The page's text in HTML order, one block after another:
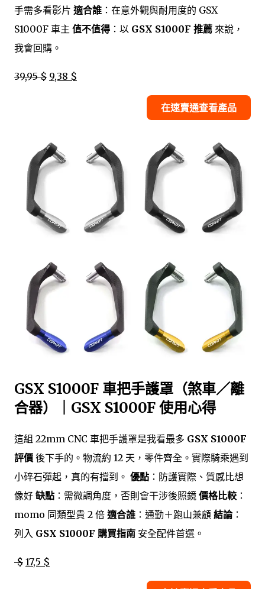
手需多看影片 適合誰 ：在意外觀與耐用度的 GSX
S1000F 車主 值不值得 ：以 GSX S1000F 推薦 來說，
我會回購。
39,95 $ 9,38 $
在速賣通查看產品
GSX S1000F 車把手護罩（煞車／離
合器）｜GSX S1000F 使用心得
這組 22mm CNC 車把手護罩是我看最多 GSX S1000F
評價 後下手的。物流約 12 天，零件齊全。實際騎乘遇到
小碎石彈起，真的有擋到。 優點 ：防護實際、質感比想
像好 缺點 ：需微調角度，否則會干涉後照鏡 價格比較 ：
momo 同類型貴 2 倍 適合誰 ：通勤＋跑山兼顧 結論：
列入 GSX S1000F 購買指南 安全配件首選。
$ 17,5 $